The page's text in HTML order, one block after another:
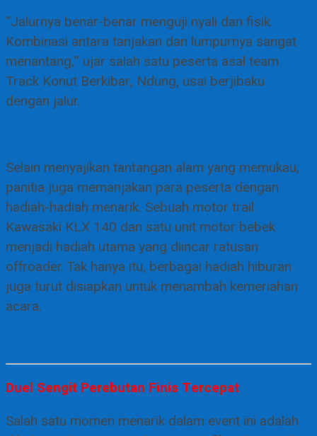
“Jalurnya benar-benar menguji nyali dan fisik.
Kombinasi antara tanjakan dan lumpurnya sangat
menantang,” ujar salah satu peserta asal team
Track Konut Berkibar, Ndung, usai berjibaku
dengan jalur.
Selain menyajikan tantangan alam yang memukau,
panitia juga memanjakan para peserta dengan
hadiah-hadiah menarik. Sebuah motor trail
Kawasaki KLX 140 dan satu unit motor bebek
menjadi hadiah utama yang diincar ratusan
offroader. Tak hanya itu, berbagai hadiah hiburan
juga turut disiapkan untuk menambah kemeriahan
acara.
Duel Sengit Perebutan Finis Tercepat
Salah satu momen menarik dalam event ini adalah